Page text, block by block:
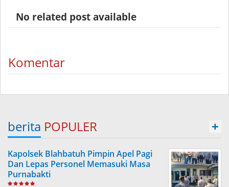
No related post available
Komentar
berita POPULER +
Kapolsek Blahbatuh Pimpin Apel Pagi
Dan Lepas Personel Memasuki Masa
Purnabakti